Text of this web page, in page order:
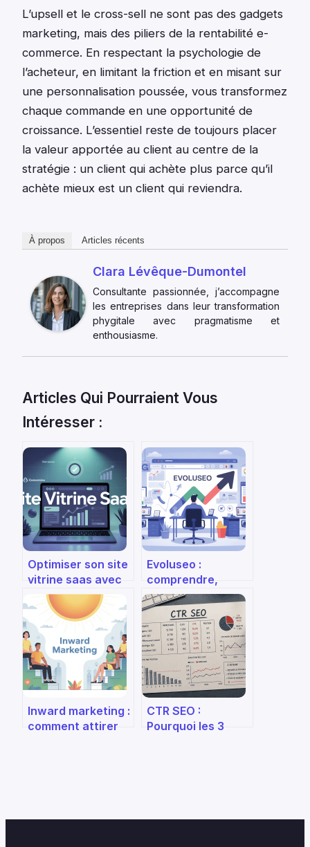
L’upsell et le cross-sell ne sont pas des gadgets
marketing, mais des piliers de la rentabilité e-
commerce. En respectant la psychologie de
l’acheteur, en limitant la friction et en misant sur
une personnalisation poussée, vous transformez
chaque commande en une opportunité de
croissance. L’essentiel reste de toujours placer
la valeur apportée au client au centre de la
stratégie : un client qui achète plus parce qu’il
achète mieux est un client qui reviendra.
À propos Articles récents
Clara Lévêque-Dumontel
Consultante passionnée, j’accompagne
les entreprises dans leur transformation
phygitale avec pragmatisme et
enthousiasme.
Articles Qui Pourraient Vous
Intéresser :
Optimiser son site
vitrine saas avec
roumane and
companies
Evoluseo :
comprendre,
évaluer et tirer
parti de cette
agence seo
Inward marketing :
comment attirer
CTR SEO :
Pourquoi les 3